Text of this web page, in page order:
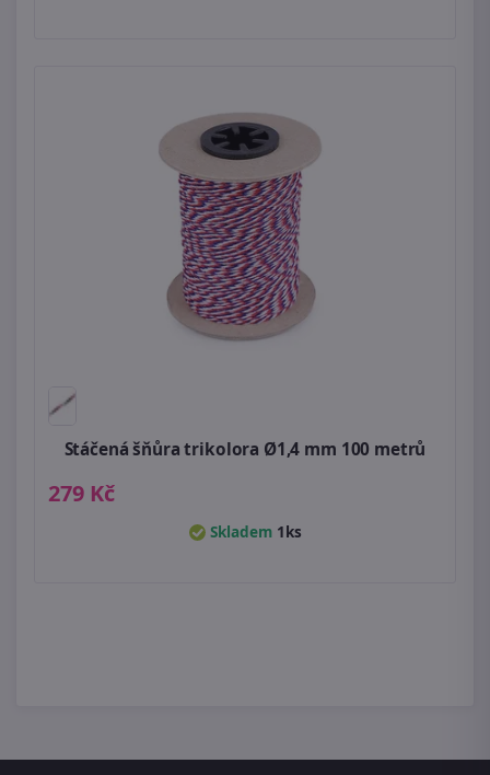
Stáčená šňůra trikolora Ø1,4 mm 100 metrů
279 Kč
Skladem 1ks